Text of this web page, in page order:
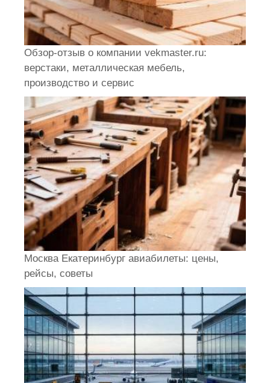
Обзор-отзыв о компании vekmaster.ru:
верстаки, металлическая мебель,
производство и сервис
Москва Екатеринбург авиабилеты: цены,
рейсы, советы